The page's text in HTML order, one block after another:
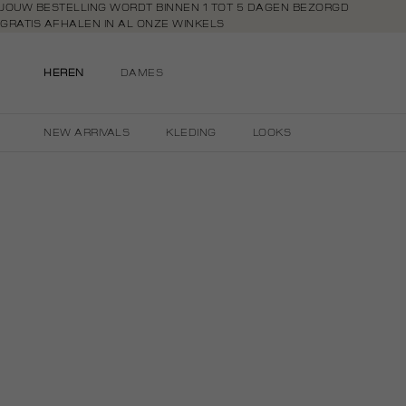
Navigeer
direct naar
Open de
JOUW BESTELLING WORDT BINNEN 1 TOT 5 DAGEN BEZORGD
GRATIS AFHALEN IN AL ONZE WINKELS
HEREN
DAMES
NEW ARRIVALS KLEDING LOOKS